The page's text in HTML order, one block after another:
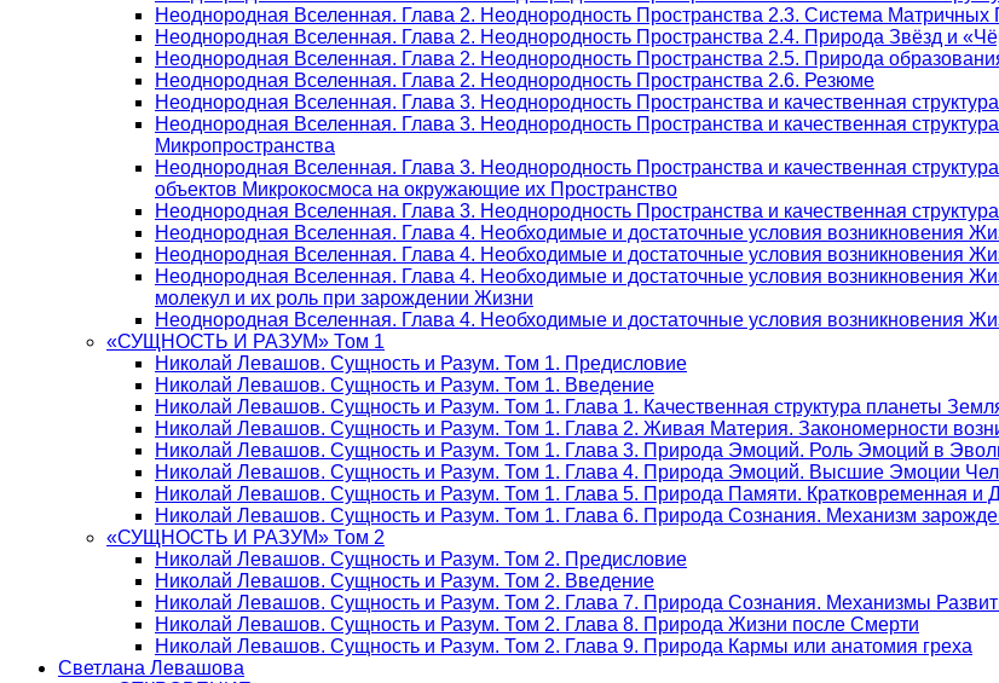
Неоднородная Вселенная. Глава 2. Неоднородность Пространства 2.3. Система Матричных
Неоднородная Вселенная. Глава 2. Неоднородность Пространства 2.4. Природа Звёзд и
Неоднородная Вселенная. Глава 2. Неоднородность Пространства 2.5. Природа
Неоднородная Вселенная. Глава 2. Неоднородность Пространства 2.6. Резюме
Неоднородная Вселенная. Глава 3. Неоднородность Пространства и качественная
Неоднородная Вселенная. Глава 3. Неоднородность Пространства и качественная
Микропространства
Неоднородная Вселенная. Глава 3. Неоднородность Пространства и качественная
объектов Микрокосмоса на окружающие их Пространство
Неоднородная Вселенная. Глава 3. Неоднородность Пространства и качественная
Неоднородная Вселенная. Глава 4. Необходимые и достаточные условия возникновения
Неоднородная Вселенная. Глава 4. Необходимые и достаточные условия возникновения
Неоднородная Вселенная. Глава 4. Необходимые и достаточные условия возникновения
молекул и их роль при зарождении Жизни
Неоднородная Вселенная. Глава 4. Необходимые и достаточные условия возникновения
«СУЩНОСТЬ И РАЗУМ» Том 1
Николай Левашов. Сущность и Разум. Том 1. Предисловие
Николай Левашов. Сущность и Разум. Том 1. Введение
Николай Левашов. Сущность и Разум. Том 1. Глава 1. Качественная структура планеты
Николай Левашов. Сущность и Разум. Том 1. Глава 2. Живая Материя. Закономерности
Николай Левашов. Сущность и Разум. Том 1. Глава 3. Природа Эмоций. Роль Эмоций в
Николай Левашов. Сущность и Разум. Том 1. Глава 4. Природа Эмоций. Высшие Эмоции
Николай Левашов. Сущность и Разум. Том 1. Глава 5. Природа Памяти. Кратковременная и
Николай Левашов. Сущность и Разум. Том 1. Глава 6. Природа Сознания. Механизм
«СУЩНОСТЬ И РАЗУМ» Том 2
Николай Левашов. Сущность и Разум. Том 2. Предисловие
Николай Левашов. Сущность и Разум. Том 2. Введение
Николай Левашов. Сущность и Разум. Том 2. Глава 7. Природа Сознания. Механизмы
Николай Левашов. Сущность и Разум. Том 2. Глава 8. Природа Жизни после Смерти
Николай Левашов. Сущность и Разум. Том 2. Глава 9. Природа Кармы или анатомия греха
Светлана Левашова